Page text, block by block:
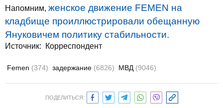
Напомним, женское движение FEMEN на
кладбище проиллюстрировали обещанную
Януковичем политику стабильности.
Источник: Корреспондент
Femen (374) задержание (6826) МВД (9046)
ПОДЕЛИТЬСЯ: